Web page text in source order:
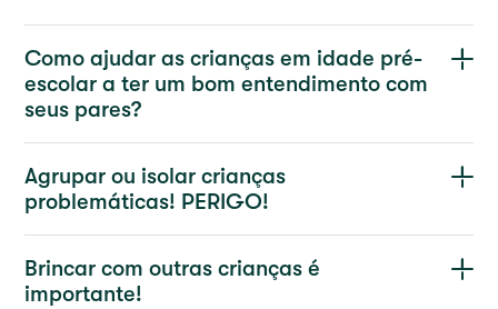
Como ajudar as crianças em idade pré-
escolar a ter um bom entendimento com
seus pares?
Agrupar ou isolar crianças
problemáticas! PERIGO!
Brincar com outras crianças é
importante!